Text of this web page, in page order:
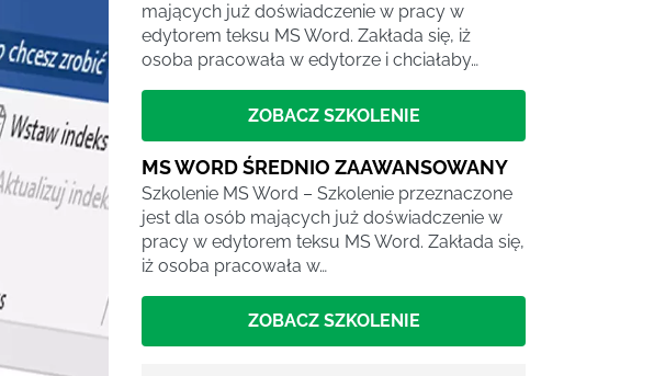
mających już doświadczenie w pracy w
edytorem teksu MS Word. Zakłada się, iż
osoba pracowała w edytorze i chciałaby…
ZOBACZ SZKOLENIE
MS WORD ŚREDNIO ZAAWANSOWANY
Szkolenie MS Word – Szkolenie przeznaczone
jest dla osób mających już doświadczenie w
pracy w edytorem teksu MS Word. Zakłada się,
iż osoba pracowała w…
ZOBACZ SZKOLENIE